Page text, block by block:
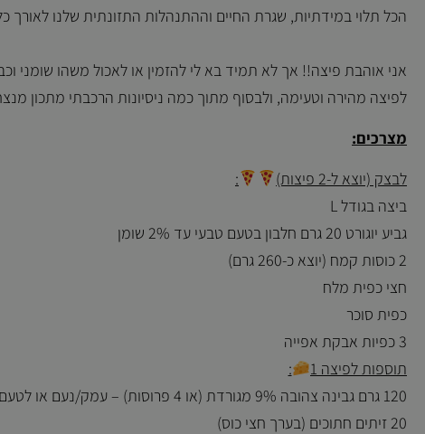
הכל תלוי במידתיות, שגרת החיים וההתנהלות התזונתית שלנו לאורך
אני אוהבת פיצה!! אך לא תמיד בא לי להזמין או לאכול משהו שומני
לפיצה מהירה וטעימה, ולבסוף מתוך כמה ניסיונות הרכבתי מתכון
מצרכים:
לבצק (יוצא ל-2 פיצות)
:
ביצה בגודל L
גביע יוגורט 20 גרם חלבון בטעם טבעי עד 2% שומן
2 כוסות קמח (יוצא כ-260 גרם)
חצי כפית מלח
כפית סוכר
3 כפיות אבקת אפייה
תוספות לפיצה 1
:
120 גרם גבינה צהובה 9% מגורדת (או 4 פרוסות) – עמק/נעם או לטעם מעושן יותר אמנטל/טל העמק
20 זיתים חתוכים (בערך חצי כוס)